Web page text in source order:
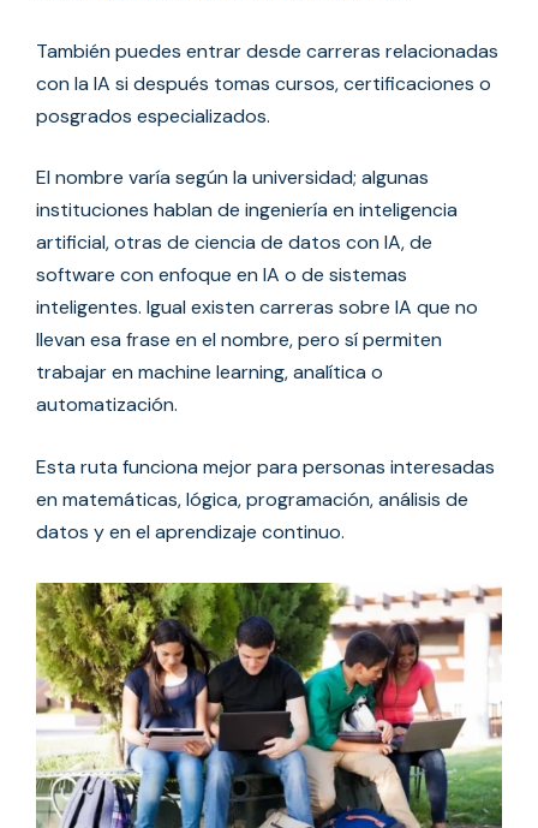
También puedes entrar desde carreras relacionadas
con la IA si después tomas cursos, certificaciones o
posgrados especializados.
El nombre varía según la universidad; algunas
instituciones hablan de ingeniería en inteligencia
artificial, otras de ciencia de datos con IA, de
software con enfoque en IA o de sistemas
inteligentes. Igual existen carreras sobre IA que no
llevan esa frase en el nombre, pero sí permiten
trabajar en machine learning, analítica o
automatización.
Esta ruta funciona mejor para personas interesadas
en matemáticas, lógica, programación, análisis de
datos y en el aprendizaje continuo.